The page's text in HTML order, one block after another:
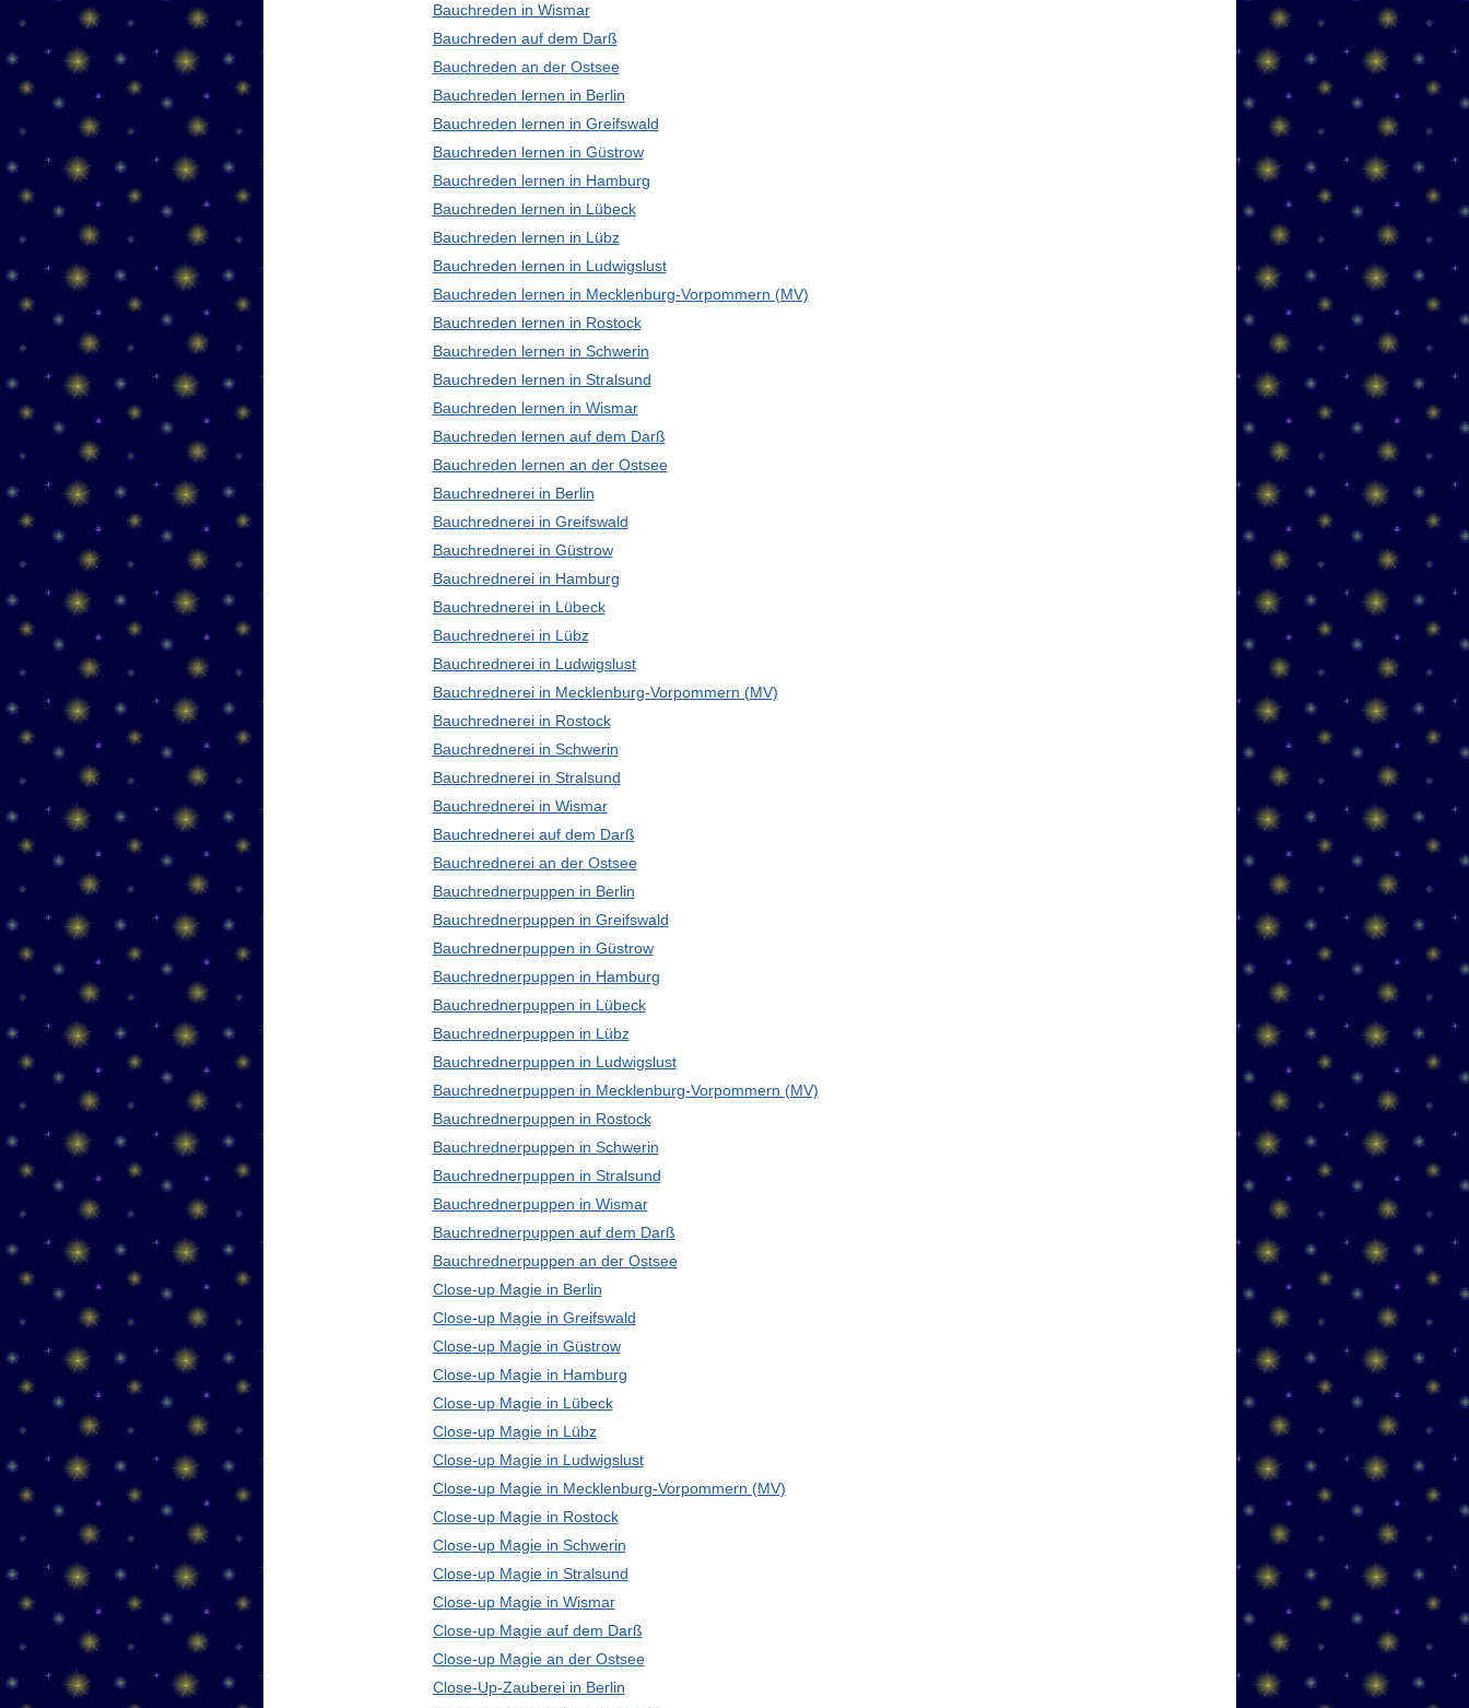
Bauchreden in Wismar
Bauchreden auf dem Darß
Bauchreden an der Ostsee
Bauchreden lernen in Berlin
Bauchreden lernen in Greifswald
Bauchreden lernen in Güstrow
Bauchreden lernen in Hamburg
Bauchreden lernen in Lübeck
Bauchreden lernen in Lübz
Bauchreden lernen in Ludwigslust
Bauchreden lernen in Mecklenburg-Vorpommern (MV)
Bauchreden lernen in Rostock
Bauchreden lernen in Schwerin
Bauchreden lernen in Stralsund
Bauchreden lernen in Wismar
Bauchreden lernen auf dem Darß
Bauchreden lernen an der Ostsee
Bauchrednerei in Berlin
Bauchrednerei in Greifswald
Bauchrednerei in Güstrow
Bauchrednerei in Hamburg
Bauchrednerei in Lübeck
Bauchrednerei in Lübz
Bauchrednerei in Ludwigslust
Bauchrednerei in Mecklenburg-Vorpommern (MV)
Bauchrednerei in Rostock
Bauchrednerei in Schwerin
Bauchrednerei in Stralsund
Bauchrednerei in Wismar
Bauchrednerei auf dem Darß
Bauchrednerei an der Ostsee
Bauchrednerpuppen in Berlin
Bauchrednerpuppen in Greifswald
Bauchrednerpuppen in Güstrow
Bauchrednerpuppen in Hamburg
Bauchrednerpuppen in Lübeck
Bauchrednerpuppen in Lübz
Bauchrednerpuppen in Ludwigslust
Bauchrednerpuppen in Mecklenburg-Vorpommern (MV)
Bauchrednerpuppen in Rostock
Bauchrednerpuppen in Schwerin
Bauchrednerpuppen in Stralsund
Bauchrednerpuppen in Wismar
Bauchrednerpuppen auf dem Darß
Bauchrednerpuppen an der Ostsee
Close-up Magie in Berlin
Close-up Magie in Greifswald
Close-up Magie in Güstrow
Close-up Magie in Hamburg
Close-up Magie in Lübeck
Close-up Magie in Lübz
Close-up Magie in Ludwigslust
Close-up Magie in Mecklenburg-Vorpommern (MV)
Close-up Magie in Rostock
Close-up Magie in Schwerin
Close-up Magie in Stralsund
Close-up Magie in Wismar
Close-up Magie auf dem Darß
Close-up Magie an der Ostsee
Close-Up-Zauberei in Berlin